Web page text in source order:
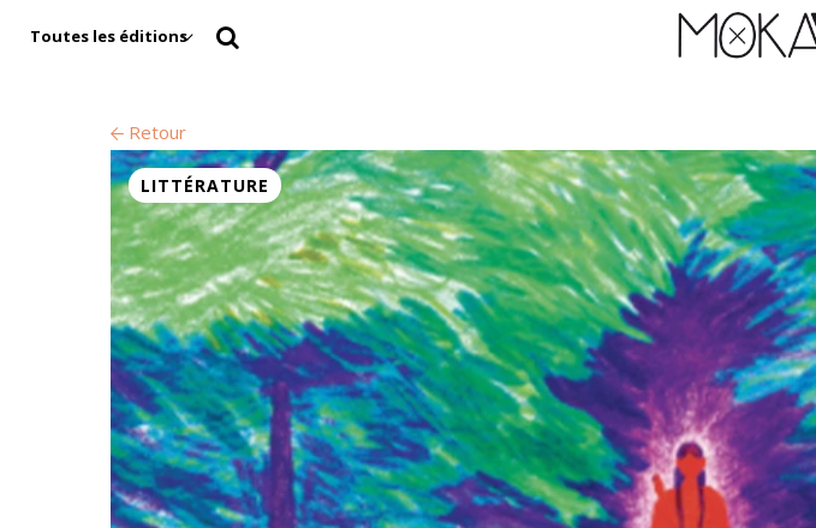
Toutes les éditions
Retour
LITTÉRATURE